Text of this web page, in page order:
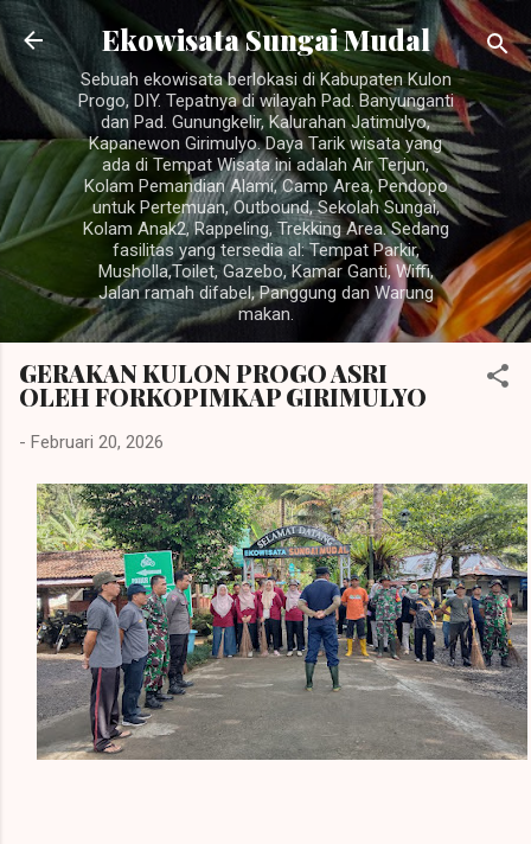
Langsung ke konten utama
Ekowisata Sungai Mudal
Sebuah ekowisata berlokasi di Kabupaten Kulon
Progo, DIY. Tepatnya di wilayah Pad. Banyunganti
dan Pad. Gunungkelir, Kalurahan Jatimulyo,
Kapanewon Girimulyo. Daya Tarik wisata yang
ada di Tempat Wisata ini adalah Air Terjun,
Kolam Pemandian Alami, Camp Area, Pendopo
untuk Pertemuan, Outbound, Sekolah Sungai,
Kolam Anak2, Rappeling, Trekking Area. Sedang
fasilitas yang tersedia al: Tempat Parkir,
Musholla,Toilet, Gazebo, Kamar Ganti, Wiffi,
Jalan ramah difabel, Panggung dan Warung
makan.
GERAKAN KULON PROGO ASRI
OLEH FORKOPIMKAP GIRIMULYO
- Februari 20, 2026